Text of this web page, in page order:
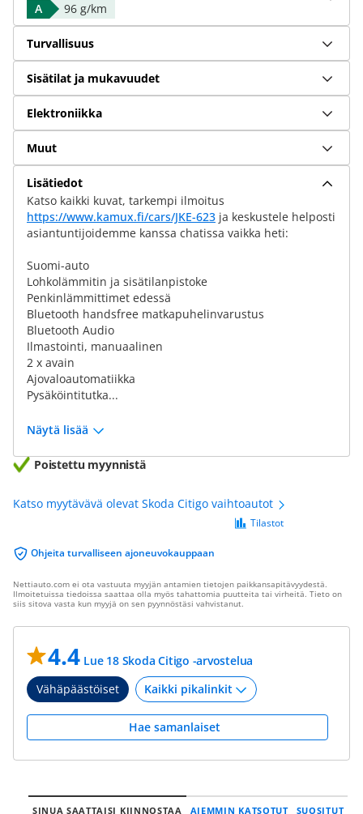
A
96 g/km
Turvallisuus
Sisätilat ja mukavuudet
Elektroniikka
Muut
Lisätiedot
Katso kaikki kuvat, tarkempi ilmoitus
https://www.kamux.fi/cars/JKE-623 ja keskustele helposti
asiantuntijoidemme kanssa chatissa vaikka heti:
Suomi-auto
Lohkolämmitin ja sisätilanpistoke
Penkinlämmittimet edessä
Bluetooth handsfree matkapuhelinvarustus
Bluetooth Audio
Ilmastointi, manuaalinen
2 x avain
Ajovaloautomatiikka
Pysäköintitutka...
Näytä lisää
Poistettu myynnistä
Katso myytävävä olevat Skoda Citigo vaihtoautot
Ohjeita turvalliseen ajoneuvokauppaan
Tilastot
Nettiauto.com ei ota vastuuta myyjän antamien tietojen paikkansapitävyydestä.
Ilmoitetuissa tiedoissa saattaa olla myös tahattomia puutteita tai virheitä. Tieto on
siis sitova vasta kun myyjä on sen pyynnöstäsi vahvistanut.
4.4 Lue 18 Skoda Citigo -arvostelua
Vähäpäästöiset
Hae samanlaiset
SINUA SAATTAISI KIINNOSTAA AIEMMIN KATSOTUT SUOSITUT